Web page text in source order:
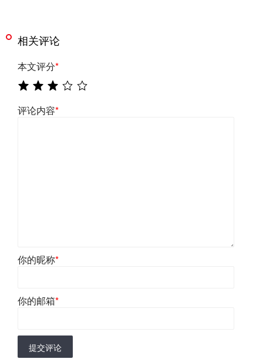
相关评论
本文评分*
评论内容*
你的昵称*
你的邮箱*
提交评论